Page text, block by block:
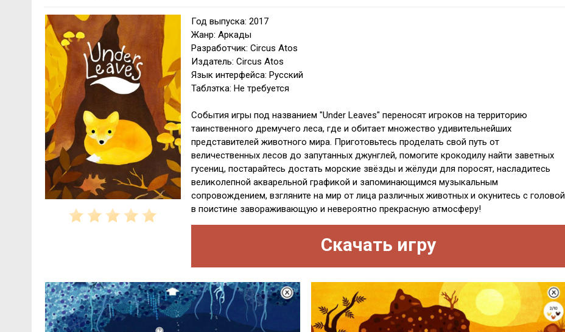
Год выпуска: 2017
Жанр: Аркады
Разработчик: Circus Atos
Издатель: Circus Atos
Язык интерфейса: Русский
Таблэтка: Не требуется
События игры под названием "Under Leaves" переносят игроков на территорию
таинственного дремучего леса, где и обитает множество удивительнейших
представителей животного мира. Приготовьтесь проделать свой путь от
величественных лесов до запутанных джунглей, помогите крокодилу найти заветных
гусениц, постарайтесь достать морские звёзды и жёлуди для поросят, насладитесь
великолепной акварельной графикой и запоминающимся музыкальным
сопровождением, взгляните на мир от лица различных животных и окунитесь с головой
в поистине завораживающую и невероятно прекрасную атмосферу!
Скачать игру